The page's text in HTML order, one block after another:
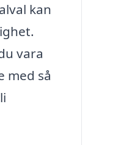
kan
vara
med så